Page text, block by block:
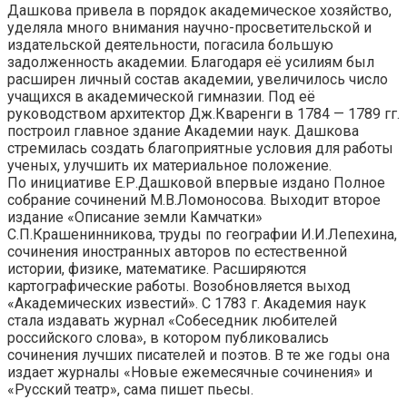
Дашкова привела в порядок академическое хозяйство,
уделяла много внимания научно-просветительской и
издательской деятельности, погасила большую
задолженность академии. Благодаря её усилиям был
расширен личный состав академии, увеличилось число
учащихся в академической гимназии. Под её
руководством архитектор Дж.Кваренги в 1784 — 1789 гг.
построил главное здание Академии наук. Дашкова
стремилась создать благоприятные условия для работы
ученых, улучшить их материальное положение.
По инициативе Е.Р.Дашковой впервые издано Полное
собрание сочинений М.В.Ломоносова. Выходит второе
издание «Описание земли Камчатки»
С.П.Крашенинникова, труды по географии И.И.Лепехина,
сочинения иностранных авторов по естественной
истории, физике, математике. Расширяются
картографические работы. Возобновляется выход
«Академических известий». С 1783 г. Академия наук
стала издавать журнал «Собеседник любителей
российского слова», в котором публиковались
сочинения лучших писателей и поэтов. В те же годы она
издает журналы «Новые ежемесячные сочинения» и
«Русский театр», сама пишет пьесы.